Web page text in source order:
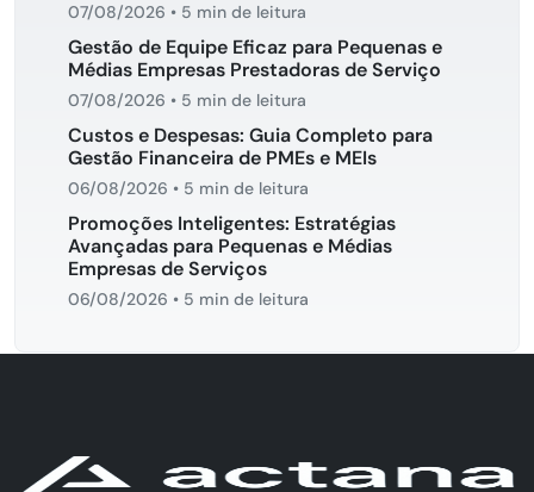
07/08/2026 • 5 min de leitura
Gestão de Equipe Eficaz para Pequenas e
Médias Empresas Prestadoras de Serviço
07/08/2026 • 5 min de leitura
Custos e Despesas: Guia Completo para
Gestão Financeira de PMEs e MEIs
06/08/2026 • 5 min de leitura
Promoções Inteligentes: Estratégias
Avançadas para Pequenas e Médias
Empresas de Serviços
06/08/2026 • 5 min de leitura